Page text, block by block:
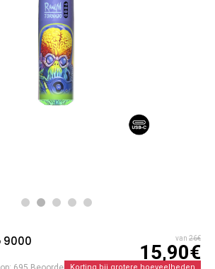
9000 van 26€
15,90€
Korting bij grotere hoeveelheden